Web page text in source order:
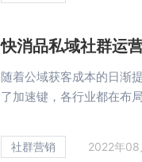
快消品私域社群运
随着公域获客成本的日渐
了加速键，各行业都在布
社群营销 2022年